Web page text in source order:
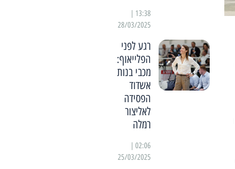
28/03/2025
רגע לפני
הפלייאוף:
מכבי בנות
אשדוד
הפסידה
לאליצור
רמלה
25/03/2025